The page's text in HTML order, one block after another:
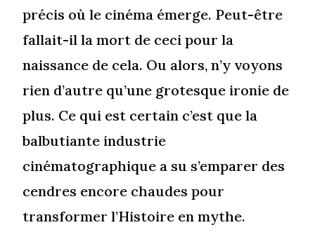
précis où le cinéma émerge. Peut-être
fallait-il la mort de ceci pour la
naissance de cela. Ou alors, n’y voyons
rien d’autre qu’une grotesque ironie de
plus. Ce qui est certain c’est que la
balbutiante industrie
cinématographique a su s’emparer des
cendres encore chaudes pour
transformer l’Histoire en mythe.